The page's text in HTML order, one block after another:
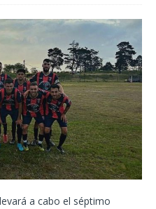
a cabo el séptimo